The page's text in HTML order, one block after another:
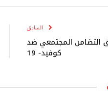
السابق
التضامن المجتمعي ضد
كوفيد- 19